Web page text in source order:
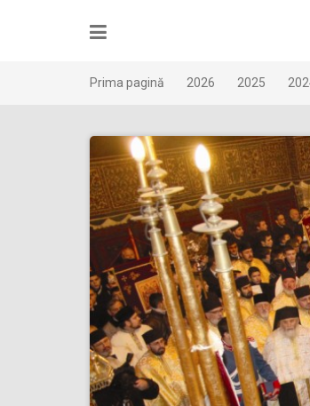
Prima pagină 2026 2025